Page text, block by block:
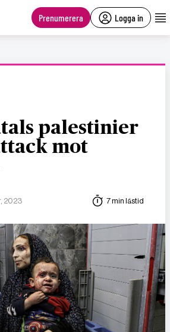
Prenumerera Logga in
palestinier
mot
2023 7 min lästid